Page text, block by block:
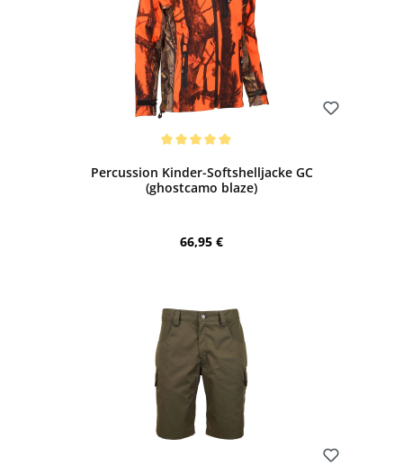
Percussion Kinder-Softshelljacke GC
(ghostcamo blaze)
Regulärer Preis:
66,95 €